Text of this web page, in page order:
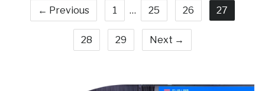
← Previous 1 … 25 26 27
28 29 Next →